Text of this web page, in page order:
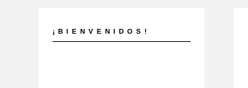
¡BIENVENIDOS!